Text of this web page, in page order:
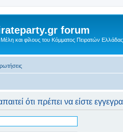
forum
Μέλη και φίλους του Κόμματος Πειρατών Ελλάδας.
ότι πρέπει να είστε